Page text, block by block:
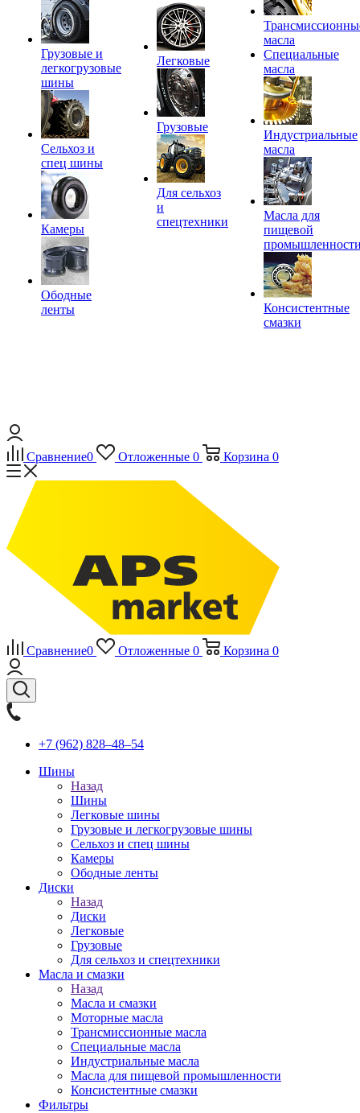
Грузовые и
легкогрузовые
шины
Сельхоз и
спец шины
Камеры
Ободные
ленты
Легковые
Грузовые
Для сельхоз
и
спецтехники
масла
Специальные
масла
Индустриальные
масла
Масла для
пищевой
Консистентные
смазки
Сравнение0 Отложенные 0 Корзина 0
Сравнение0 Отложенные 0 Корзина 0
+7 (962) 828‒48‒54
Шины
Назад
Шины
Легковые шины
Грузовые и легкогрузовые шины
Сельхоз и спец шины
Камеры
Ободные ленты
Диски
Назад
Диски
Легковые
Грузовые
Для сельхоз и спецтехники
Масла и смазки
Назад
Масла и смазки
Моторные масла
Трансмиссионные масла
Специальные масла
Индустриальные масла
Масла для пищевой промышленности
Консистентные смазки
Фильтры